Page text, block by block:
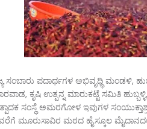
ಸಂಬಾರು ಪದಾರ್ಥಗಳ ಅಭಿವೃಧ್ಧಿ ಮಂಡಳಿ,
ಕೃಷಿ ಉತ್ಪನ್ನ ಮಾರುಕಟ್ಟೆ ಸಮಿತಿ
ಸಂಸ್ಥೆ ಅಮರಗೋಳ ಇವುಗಳ
ಮೂರುಸಾವಿರ ಮಠದ ಹೈಸ್ಕೂಲ